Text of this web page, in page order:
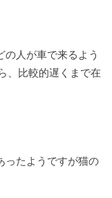
の人が車で来るよう
、比較的遅くまで在
ったようですが猫の